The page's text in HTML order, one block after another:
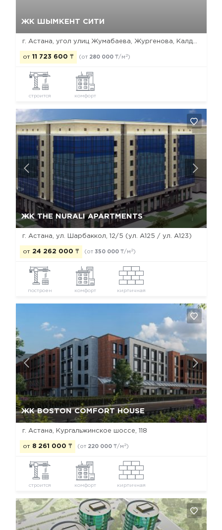
ЖК ШЫМКЕНТ СИТИ
г. Астана, угол улиц Жумабаева, Жургенова, Калдаякова
от 11 723 600 ₸ (от 280 000 ₸/м 2)
строится комфорт
ЖK THE NURALI APARTMENTS
г. Астана, ул. Шарбаккол, 12/5 (ул. А125 / ул. А123)
от 24 262 000 ₸ (от 350 000 ₸/м 2)
построен комфорт кирпичная
Да, удалить Отмена
ЖК BOSTON COMFORT HOUSE
г. Астана, Кургальжинское шоссе, 118
от 8 261 000 ₸ (от 220 000 ₸/м 2)
строится комфорт кирпичная
Да, удалить Отмена